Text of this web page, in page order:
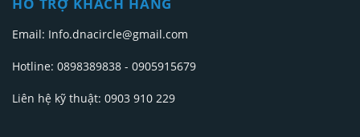
Email: Info.dnacircle@gmail.com
Hotline: 0898389838 - 0905915679
Liên hệ kỹ thuật: 0903 910 229